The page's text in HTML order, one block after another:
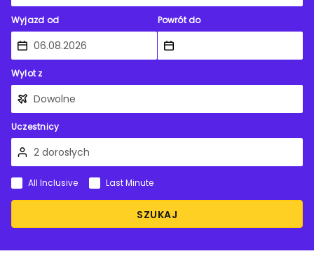
Wyjazd od Powrót do
Wylot z
Uczestnicy
SZUKAJ
All Inclusive Last Minute